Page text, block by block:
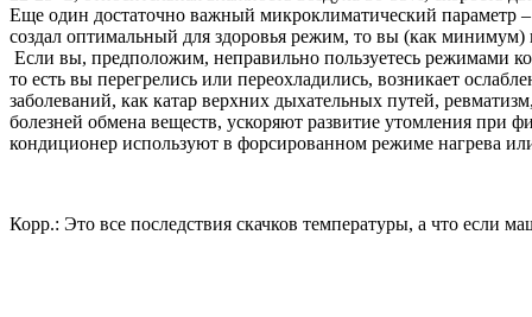
Еще один достаточно важный микроклиматический параметр
создал оптимальный для здоровья режим, то вы (как минимум)
Если вы, предположим, неправильно пользуетесь режимами
то есть вы перегрелись или переохладились, возникает
заболеваний, как катар верхних дыхательных путей,
болезней обмена веществ, ускоряют развитие утомления при
кондиционер используют в форсированном режиме нагрева
Корр.: Это все последствия скачков температуры, а что если